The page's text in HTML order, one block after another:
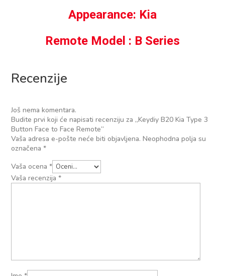
Appearance: Kia
Remote Model : B Series
Recenzije
Još nema komentara.
Budite prvi koji će napisati recenziju za „Keydiy B20 Kia Type 3
Button Face to Face Remote“
Vaša adresa e-pošte neće biti objavljena. Neophodna polja su
označena*
Vaša ocena*
Vaša recenzija*